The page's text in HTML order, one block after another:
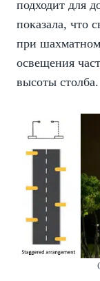
подходит для
показала, что
при
освещения
высоты столба.